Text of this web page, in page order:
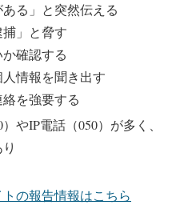
る」と突然伝える
捕」と脅す
か確認する
人情報を聞き出す
絡を強要する
やIP電話（050）が多く、
の報告情報はこちら